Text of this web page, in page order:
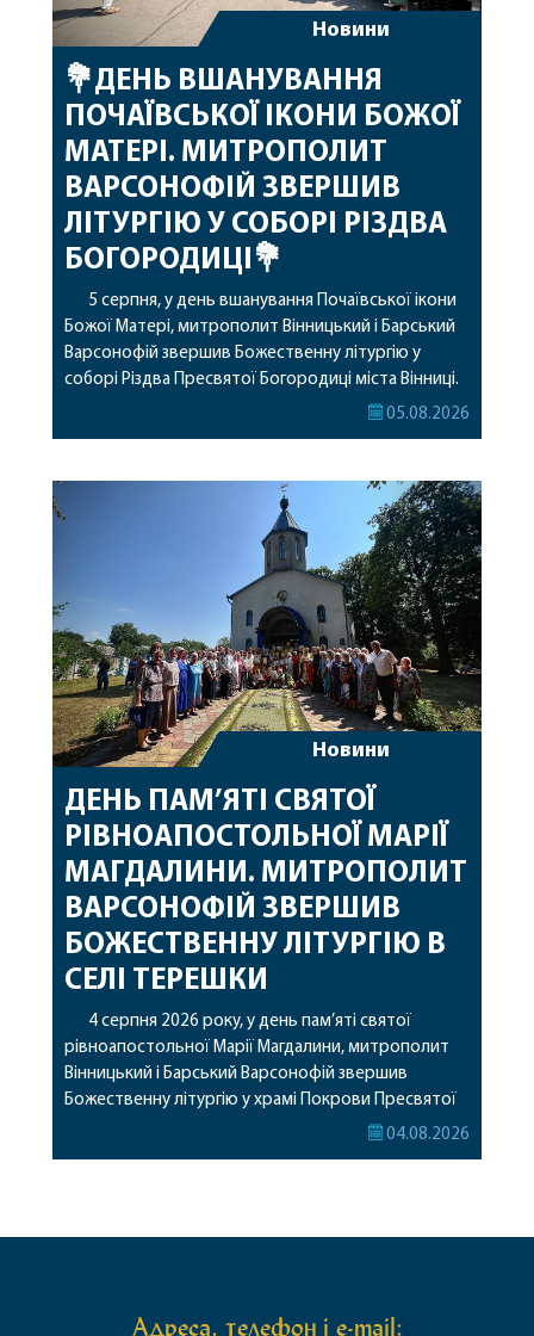
Новини
💐ДЕНЬ ВШАНУВАННЯ
ПОЧАЇВСЬКОЇ ІКОНИ БОЖОЇ
МАТЕРІ. МИТРОПОЛИТ
ВАРСОНОФІЙ ЗВЕРШИВ
ЛІТУРГІЮ У СОБОРІ РІЗДВА
БОГОРОДИЦІ💐
5 серпня, у день вшанування Почаївської ікони
Божої Матері, митрополит Вінницький і Барський
Варсонофій звершив Божественну літургію у
соборі Різдва Пресвятої Богородиці міста Вінниці.
Його Високопреосвященству співслужили
священному сані. Під час богослужіння підносилися
особливі молитви за мир в Україні, за воїнів, які
05.08.2026
Новини
ДЕНЬ ПАМ’ЯТІ СВЯТОЇ
РІВНОАПОСТОЛЬНОЇ МАРІЇ
МАГДАЛИНИ. МИТРОПОЛИТ
ВАРСОНОФІЙ ЗВЕРШИВ
БОЖЕСТВЕННУ ЛІТУРГІЮ В
СЕЛІ ТЕРЕШКИ
4 серпня 2026 року, у день пам’яті святої
рівноапостольної Марії Магдалини, митрополит
Вінницький і Барський Варсонофій звершив
Божественну літургію у храмі Покрови Пресвятої
Богородиці села Терешки Барського благочиння.
04.08.2026
Адреса, телефон і e-mail: